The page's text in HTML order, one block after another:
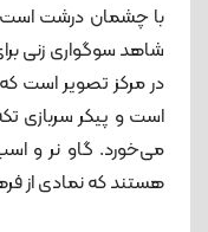
با چشمان درشت
شاهد سوگواری زنی
در مرکز تصویر است
است و پیکر سربازی
می‌خورد. گاو نر و
هستند که نمادی از